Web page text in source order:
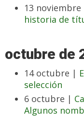
13 noviembre
historia de
octubre de
14 octubre |
selección
6 octubre |
Algunos